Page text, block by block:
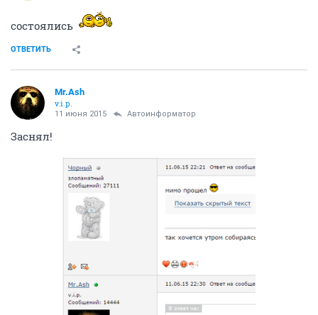
состоялись
ОТВЕТИТЬ
Mr.Ash
v.i.p.
11 июня 2015 Автоинформатор
Заснял!